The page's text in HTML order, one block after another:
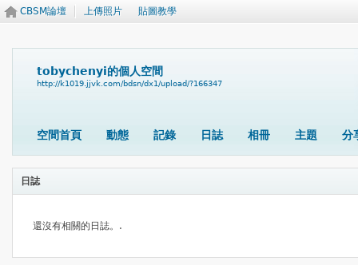
CBSM論壇 上傳照片 貼圖教學
tobychenyi的個人空間
http://k1019.jjvk.com/bdsn/dx1/upload/?166347
空間首頁 動態 記錄 日誌 相冊 主題 分
日誌
還沒有相關的日誌。.